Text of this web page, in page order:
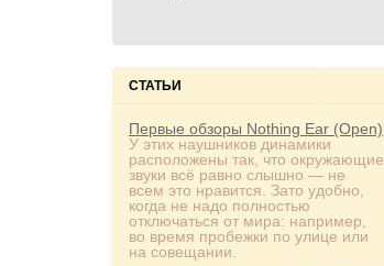
СТАТЬИ
Первые обзоры Nothing Ear (Open)
У этих наушников динамики
расположены так, что окружающие
звуки всё равно слышно — не
всем это нравится. Зато удобно,
когда не надо полностью
отключаться от мира: например,
во время пробежки по улице или
на совещании.